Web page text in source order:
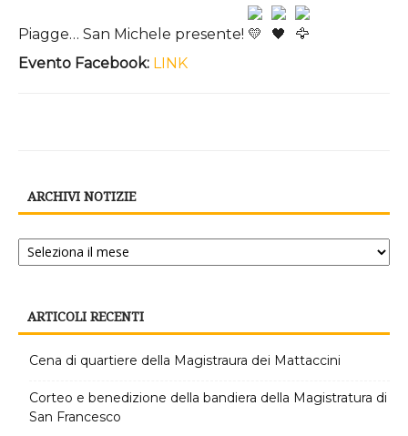
Piagge… San Michele presente!
Evento Facebook: LINK
ARCHIVI NOTIZIE
Archivi
notizie
ARTICOLI RECENTI
Cena di quartiere della Magistraura dei Mattaccini
Corteo e benedizione della bandiera della Magistratura di
San Francesco